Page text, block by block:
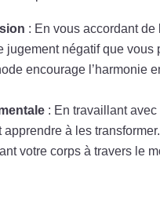
: En vous accordant
jugement négatif que vous
encourage l’harmonie
: En travaillant
à les transformer.
votre corps à travers le